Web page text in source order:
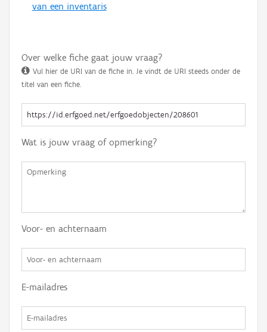
van een inventaris
Over welke fiche gaat jouw vraag?
Vul hier de URI van de fiche in. Je vindt de URI steeds onder de
titel van een fiche.
Wat is jouw vraag of opmerking?
Voor- en achternaam
E-mailadres